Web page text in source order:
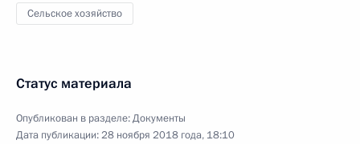
Сельское хозяйство
Статус материала
Опубликован в разделе:Документы
Дата публикации:28 ноября 2018 года, 18:10